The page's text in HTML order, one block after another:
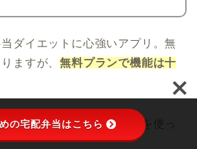
ダイエットに心強いアプリ。無
ますが、無料プランで機能は十
ら、「あすけん」アプリを使っ
の宅配弁当はこちら